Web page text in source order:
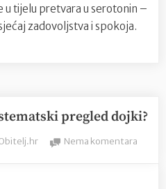
u tijelu pretvara u serotonin –
zadovoljstva i spokoja.
pregled dojki?
Nema komentara